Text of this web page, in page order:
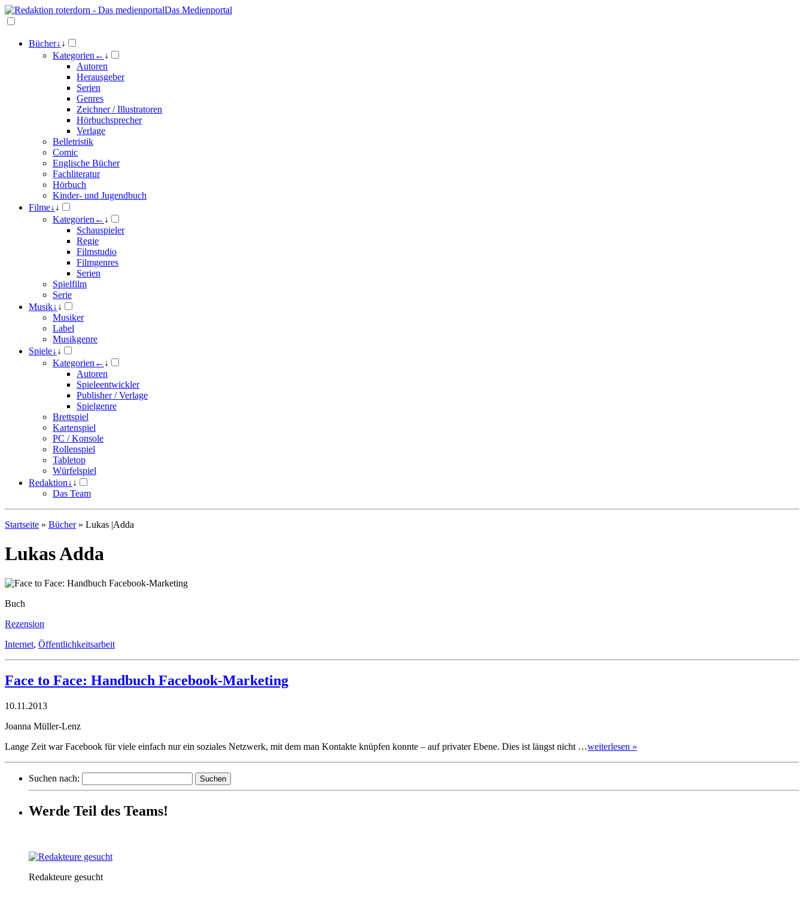
Das Medienportal
Bücher↓ ↓
Kategorien ← ↓
Autoren
Herausgeber
Serien
Genres
Zeichner / Illustratoren
Hörbuchsprecher
Verlage
Belletristik
Comic
Englische Bücher
Fachliteratur
Hörbuch
Kinder- und Jugendbuch
Filme↓ ↓
Kategorien ← ↓
Schauspieler
Regie
Filmstudio
Filmgenres
Serien
Spielfilm
Serie
Musik↓ ↓
Musiker
Label
Musikgenre
Spiele↓ ↓
Kategorien ← ↓
Autoren
Spieleentwickler
Publisher / Verlage
Spielgenre
Brettspiel
Kartenspiel
PC / Konsole
Rollenspiel
Tabletop
Würfelspiel
Redaktion↓ ↓
Das Team
Startseite » Bücher» Lukas |Adda
Lukas Adda
Buch
Rezension
Internet, Öffentlichkeitsarbeit
Face to Face: Handbuch Facebook-Marketing
10.11.2013
Joanna Müller-Lenz
Lange Zeit war Facebook für viele einfach nur ein soziales Netzwerk, mit dem man Kontakte knüpfen konnte – auf privater Ebene. Dies ist längst nicht …weiterlesen »
Suchen nach:
Werde Teil des Teams!
Redakteure gesucht